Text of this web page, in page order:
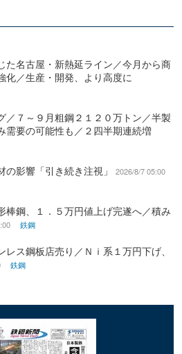
た名古屋・新熱延ライン／今月から商
化／生産・開発、より高度に
／７～９月粗鋼２１２０万トン／半製
需要の可能性も／２四半期連続増
影響「引き続き注視」
2026/8/7 05:00
棒鋼、１．５万円値上げ完遂へ／積み
鉄鋼
ス鋼板店売り／Ｎｉ系１万円下げ、
鉄鋼